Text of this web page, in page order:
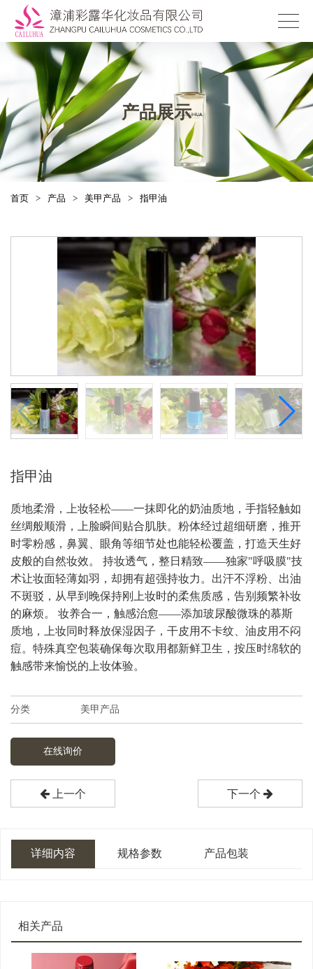
产品展示
首页 > 产品 > 美甲产品 > 指甲油
指甲油
质地柔滑，上妆轻松——一抹即化的奶油质地，手指轻触如
丝绸般顺滑，上脸瞬间贴合肌肤。粉体经过超细研磨，推开
时零粉感，鼻翼、眼角等细节处也能轻松覆盖，打造天生好
皮般的自然妆效。 持妆透气，整日精致——独家"呼吸膜"技
术让妆面轻薄如羽，却拥有超强持妆力。出汗不浮粉、出油
不斑驳，从早到晚保持刚上妆时的柔焦质感，告别频繁补妆
的麻烦。 妆养合一，触感治愈——添加玻尿酸微珠的慕斯
质地，上妆同时释放保湿因子，干皮用不卡纹、油皮用不闷
痘。特殊真空包装确保每次取用都新鲜卫生，按压时绵软的
触感带来愉悦的上妆体验。
分类 美甲产品
在线询价
上一个 下一个
详细内容 规格参数 产品包装
相关产品